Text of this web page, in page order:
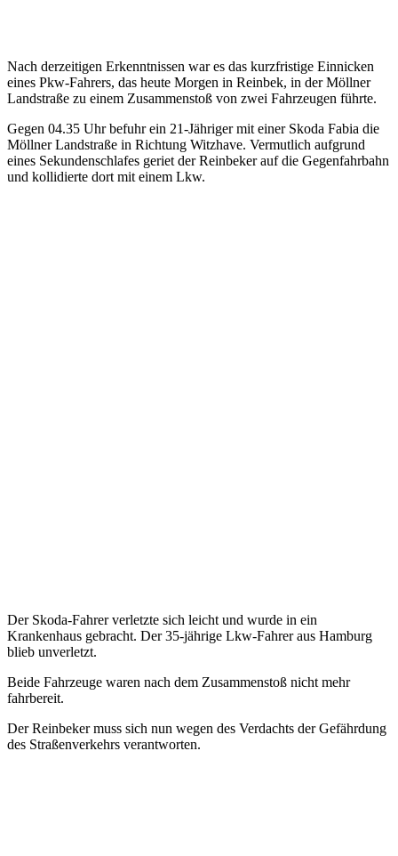
Nach derzeitigen Erkenntnissen war es das kurzfristige Einnicken
eines Pkw-Fahrers, das heute Morgen in Reinbek, in der Möllner
Landstraße zu einem Zusammenstoß von zwei Fahrzeugen führte.
Gegen 04.35 Uhr befuhr ein 21-Jähriger mit einer Skoda Fabia die
Möllner Landstraße in Richtung Witzhave. Vermutlich aufgrund
eines Sekundenschlafes geriet der Reinbeker auf die Gegenfahrbahn
und kollidierte dort mit einem Lkw.
Der Skoda-Fahrer verletzte sich leicht und wurde in ein
Krankenhaus gebracht. Der 35-jährige Lkw-Fahrer aus Hamburg
blieb unverletzt.
Beide Fahrzeuge waren nach dem Zusammenstoß nicht mehr
fahrbereit.
Der Reinbeker muss sich nun wegen des Verdachts der Gefährdung
des Straßenverkehrs verantworten.